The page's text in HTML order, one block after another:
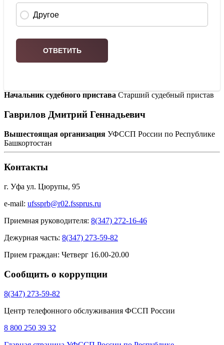
Начальник судебного пристава Старший судебный пристав
Гаврилов Дмитрий Геннадьевич
Вышестоящая организация УФССП России по Республике
Башкортостан
Контакты
г. Уфа ул. Цюрупы, 95
e-mail: ufssprb@r02.fssprus.ru
Приемная руководителя: 8(347) 272-16-46
Дежурная часть: 8(347) 273-59-82
Прием граждан: Четверг 16.00-20.00
Сообщить о коррупции
8(347) 273-59-82
Центр телефонного обслуживания ФССП России
8 800 250 39 32